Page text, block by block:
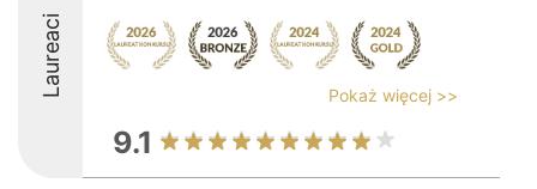
Laureaci Pokaż więcej >>
9.1